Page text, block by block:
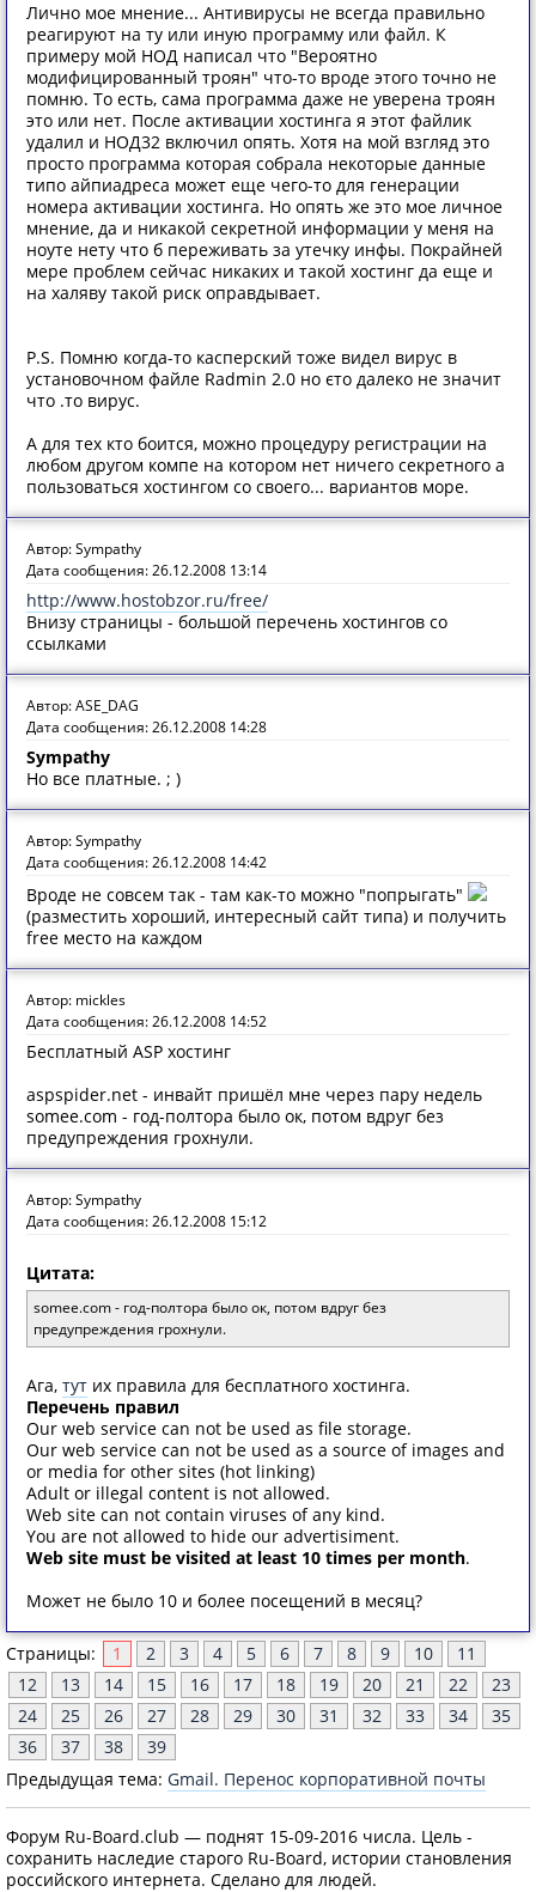
Лично мое мнение... Антивирусы не всегда правильно
реагируют на ту или иную программу или файл. К
примеру мой НОД написал что "Вероятно
модифицированный троян" что-то вроде этого точно не
помню. То есть, сама программа даже не уверена троян
это или нет. После активации хостинга я этот файлик
удалил и НОД32 включил опять. Хотя на мой взгляд это
просто программа которая собрала некоторые данные
типо айпиадреса может еще чего-то для генерации
номера активации хостинга. Но опять же это мое личное
мнение, да и никакой секретной информации у меня на
ноуте нету что б переживать за утечку инфы. Покрайней
мере проблем сейчас никаких и такой хостинг да еще и
на халяву такой риск оправдывает.
P.S. Помню когда-то касперский тоже видел вирус в
установочном файле Radmin 2.0 но єто далеко не значит
что .то вирус.
А для тех кто боится, можно процедуру регистрации на
любом другом компе на котором нет ничего секретного а
пользоваться хостингом со своего... вариантов море.
Автор: Sympathy
Дата сообщения: 26.12.2008 13:14
http://www.hostobzor.ru/free/
Внизу страницы - большой перечень хостингов со
ссылками
Автор: ASE_DAG
Дата сообщения: 26.12.2008 14:28
Sympathy
Но все платные. ; )
Автор: Sympathy
Дата сообщения: 26.12.2008 14:42
Вроде не совсем так - там как-то можно "попрыгать"
(разместить хороший, интересный сайт типа) и получить
free место на каждом
Автор: mickles
Дата сообщения: 26.12.2008 14:52
Бесплатный ASP хостинг
aspspider.net - инвайт пришёл мне через пару недель
somee.com - год-полтора было ок, потом вдруг без
предупреждения грохнули.
Автор: Sympathy
Дата сообщения: 26.12.2008 15:12
Цитата:
somee.com - год-полтора было ок, потом вдруг без
предупреждения грохнули.
Ага, тут их правила для бесплатного хостинга.
Перечень правил
Our web service can not be used as file storage.
Our web service can not be used as a source of images and
or media for other sites (hot linking)
Adult or illegal content is not allowed.
Web site can not contain viruses of any kind.
You are not allowed to hide our advertisiment.
Web site must be visited at least 10 times per month.
Может не было 10 и более посещений в месяц?
Страницы: 1 2 3 4 5 6 7 8 9 10
11
12
13 14 15 16 17 18 19 20 21 22
23
24
25 26 27 28 29 30 31 32 33 34
35
36
37 38
39
Предыдущая тема: Gmail. Перенос корпоративной почты
Форум Ru-Board.club — поднят 15-09-2016 числа. Цель -
сохранить наследие старого Ru-Board, истории становления
российского интернета. Сделано для людей.